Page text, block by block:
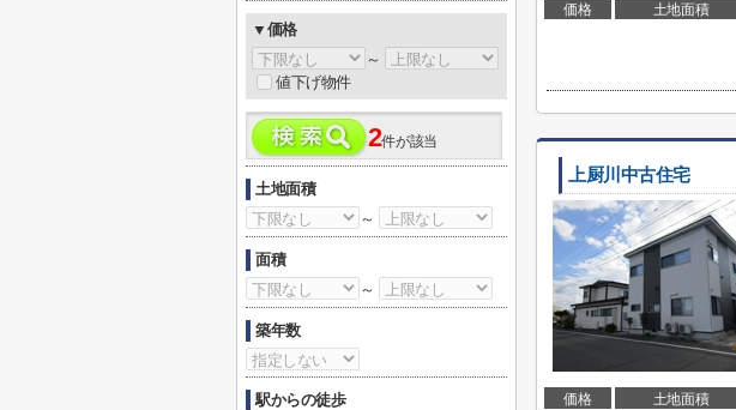
価格 土地面積
上厨川中古住宅
価格 土地面積
▼価格
～
値下げ物件
2件が該当
土地面積
～
面積
～
築年数
駅からの徒歩